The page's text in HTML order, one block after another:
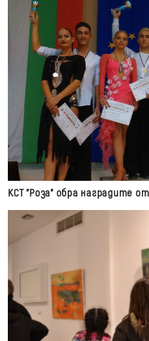
КСТ "Роза" обра наградите